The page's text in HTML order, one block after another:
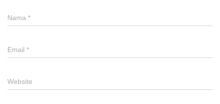
Nama *
Email *
Website